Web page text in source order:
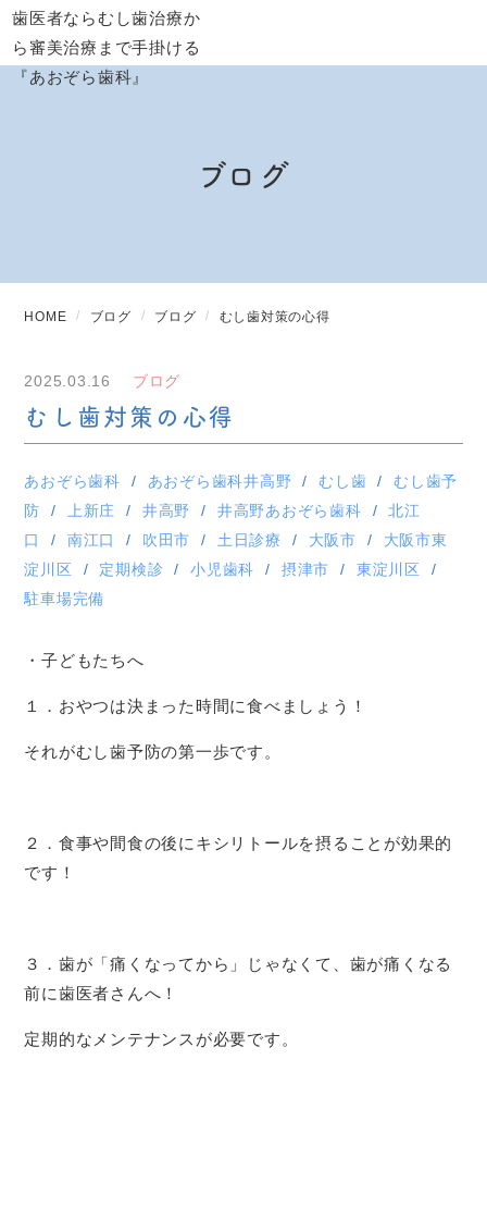
ブログ
HOME ブログ ブログ むし歯対策の心得
2025.03.16 ブログ
むし歯対策の心得
あおぞら歯科 あおぞら歯科井高野 むし歯
むし歯予
防
上新庄 井高野 井高野あおぞら歯科
北江
口
南江口 吹田市 土日診療 大阪市
大阪市東
淀川区
定期検診 小児歯科 摂津市
東淀川区
駐車場完備
・子どもたちへ
１．おやつは決まった時間に食べましょう！
それがむし歯予防の第一歩です。
２．食事や間食の後にキシリトールを摂ることが効果的
です！
３．歯が「痛くなってから」じゃなくて、歯が痛くなる
前に歯医者さんへ！
定期的なメンテナンスが必要です。